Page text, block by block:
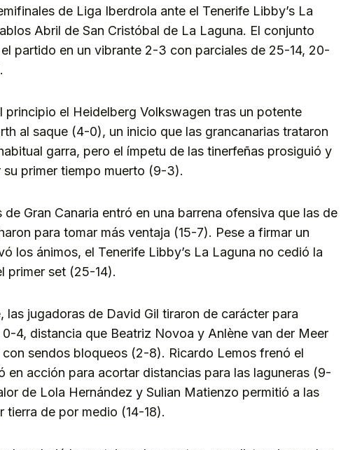
de Liga Iberdrola ante el Tenerife Libby’s La
Abril de San Cristóbal de La Laguna. El conjunto
partido en un vibrante 2-3 con parciales de 25-14, 20-
principio el Heidelberg Volkswagen tras un potente
al saque (4-0), un inicio que las grancanarias trataron
garra, pero el ímpetu de las tinerfeñas prosiguió y
primer tiempo muerto (9-3).
de Gran Canaria entró en una barrena ofensiva que las de
para tomar más ventaja (15-7). Pese a firmar un
los ánimos, el Tenerife Libby’s La Laguna no cedió la
primer set (25-14).
las jugadoras de David Gil tiraron de carácter para
4, distancia que Beatriz Novoa y Anlène van der Meer
sendos bloqueos (2-8). Ricardo Lemos frenó el
en acción para acortar distancias para las laguneras (9-
de Lola Hernández y Sulian Matienzo permitió a las
tierra de por medio (14-18).